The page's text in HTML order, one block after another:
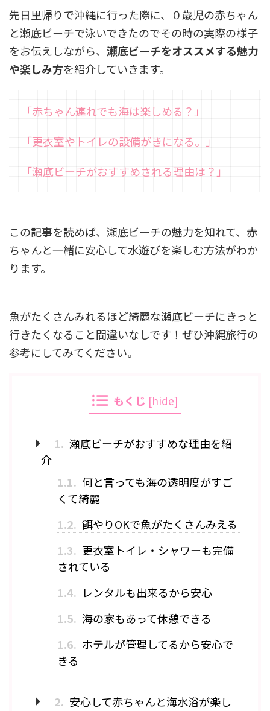
先日里帰りで沖縄に行った際に、０歳児の赤ちゃん
と瀬底ビーチで泳いできたのでその時の実際の様子
をお伝えしながら、 瀬底ビーチをオススメする魅力
や楽しみ方を紹介していきます。
「赤ちゃん連れでも海は楽しめる？」
「更衣室やトイレの設備がきになる。」
「瀬底ビーチがおすすめされる理由は？」
この記事を読めば、瀬底ビーチの魅力を知れて、赤
ちゃんと一緒に安心して水遊びを楽しむ方法がわか
ります。
魚がたくさんみれるほど綺麗な瀬底ビーチにきっと
行きたくなること間違いなしです！ぜひ沖縄旅行の
参考にしてみてください。
もくじ [hide]
1. 瀬底ビーチがおすすめな理由を紹
介
1.1. 何と言っても海の透明度がすご
くて綺麗
1.2. 餌やりOKで魚がたくさんみえる
1.3. 更衣室トイレ・シャワーも完備
されている
1.4. レンタルも出来るから安心
1.5. 海の家もあって休憩できる
1.6. ホテルが管理してるから安心で
きる
2. 安心して赤ちゃんと海水浴が楽し